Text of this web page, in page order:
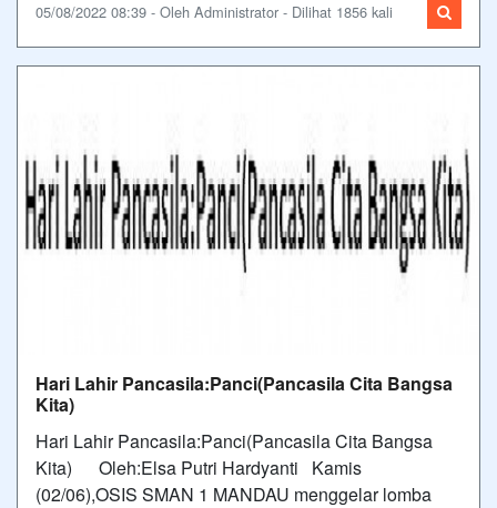
05/08/2022 08:39 - Oleh Administrator - Dilihat 1856 kali
Hari Lahir Pancasila:Panci(Pancasila Cita Bangsa
Kita)
Hari Lahir Pancasila:Panci(Pancasila Cita Bangsa
Kita) Oleh:Elsa Putri Hardyanti Kamis
(02/06),OSIS SMAN 1 MANDAU menggelar lomba